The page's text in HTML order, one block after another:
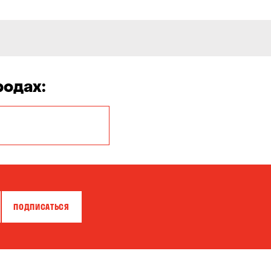
Бровары
Гатное
ПОДПИСАТЬСЯ